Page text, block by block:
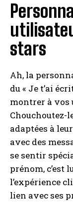
stars
Ah, la
du « Je t’ai
montrer à vos
Chouchoutez-
adaptées à
avec des
se sentir
prénom, c’est
l’expérience
lien avec ses